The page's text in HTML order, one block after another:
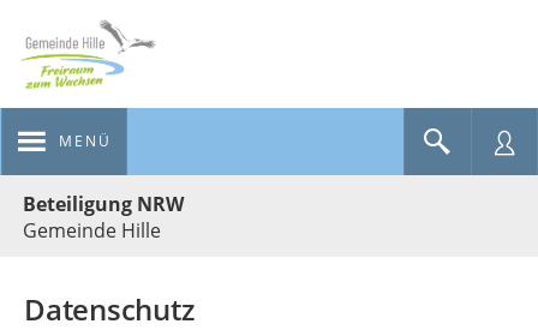
MENÜ
Beteiligung NRW
Gemeinde Hille
Datenschutz